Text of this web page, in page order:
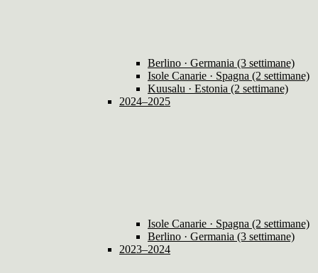
Berlino · Germania (3 settimane)
Isole Canarie · Spagna (2 settimane)
Kuusalu · Estonia (2 settimane)
2024–2025
Isole Canarie · Spagna (2 settimane)
Berlino · Germania (3 settimane)
2023–2024